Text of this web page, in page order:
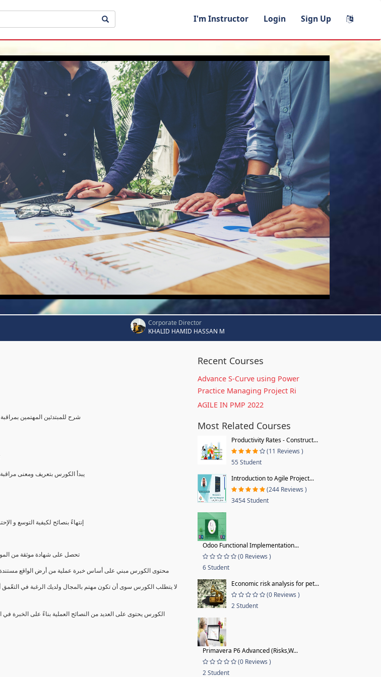
I'm Instructor Login Sign Up
Corporate Director
KHALID HAMID HASSAN M
شرح للمبتدئين المهتمين
يبدأ الكورس بتعريف ومعنى
إنتهاءً بنصائح لكيفية التوسع و
تحصل على شهادة موثقة من
محتوى الكورس مبني على أساس خبرة عملية من أرض الواقع مستندة الى
لا يتطلب الكورس سوى أن تكون مهتم بالمجال ولديك الرغبة في
الكورس يحتوى على العديد من النصائح العملية بناءً على الخبرة
Recent Courses
Advance S-Curve using Power
Practice Managing Project Ri
AGILE IN PMP 2022
Most Related Courses
Productivity Rates - Construct...
(11 Reviews )
55 Student
Introduction to Agile Project...
(244 Reviews )
3454 Student
Odoo Functional Implementation...
(0 Reviews )
6 Student
Economic risk analysis for pet...
(0 Reviews )
2 Student
Primavera P6 Advanced (Risks,W...
(0 Reviews )
2 Student